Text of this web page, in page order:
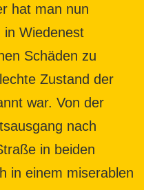
hat man nun
in Wiedenest
Schäden zu
Zustand der
war. Von der
nach
in beiden
in einem miserablen